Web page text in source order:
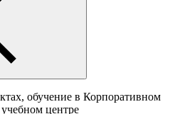
обучение в Корпоративном
центре